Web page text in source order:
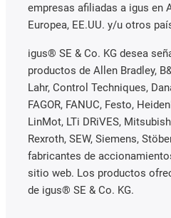
empresas afiliadas a igus en
Europea, EE.UU. y/u otros
igus® SE & Co. KG desea
productos de Allen Bradley,
Lahr, Control Techniques,
FAGOR, FANUC, Festo,
LinMot, LTi DRiVES,
Rexroth, SEW, Siemens,
fabricantes de
sitio web. Los productos
de igus® SE & Co. KG.